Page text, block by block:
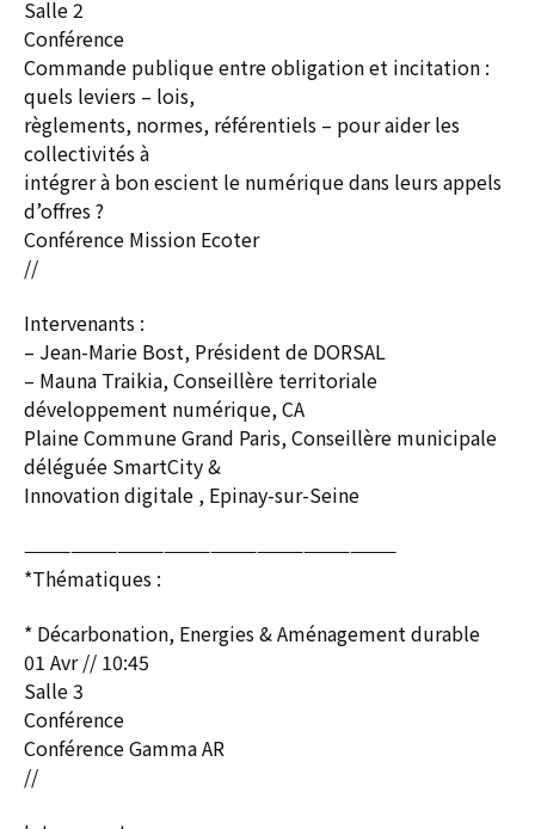
Salle 2
Conférence
Commande publique entre obligation et incitation :
quels leviers – lois,
règlements, normes, référentiels – pour aider les
collectivités à
intégrer à bon escient le numérique dans leurs appels
d’offres ?
Conférence Mission Ecoter
//
Intervenants :
– Jean-Marie Bost, Président de DORSAL
– Mauna Traikia, Conseillère territoriale
développement numérique, CA
Plaine Commune Grand Paris, Conseillère municipale
déléguée SmartCity &
Innovation digitale , Epinay-sur-Seine
————————————————————————
*Thématiques :
* Décarbonation, Energies & Aménagement durable
01 Avr // 10:45
Salle 3
Conférence
Conférence Gamma AR
//